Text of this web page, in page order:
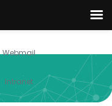
Webmail
Intranet